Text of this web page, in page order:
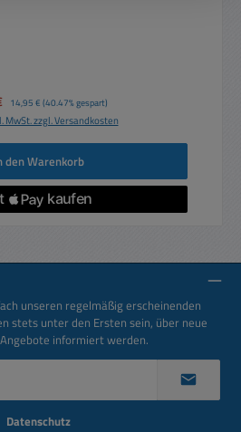
Regulärer Preis:
14,95 € (40.47% gespart)
MwSt. zzgl. Versandkosten
den Warenkorb
unseren regelmäßig erscheinenden
stets unter den Ersten sein, über neue
informiert werden.
Datenschutz